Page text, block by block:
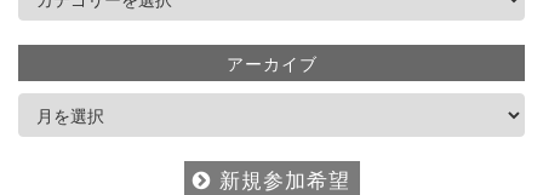
アーカイブ
新規参加希望